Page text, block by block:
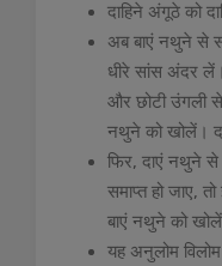
दाहिने अंगूठे को
अब बाएं नथुने से
धीरे सांस अंदर
और छोटी उंगली
नथुने को खोलें।
फिर, दाएं नथुने
समाप्त हो जाए,
बाएं नथुने को
यह अनुलोम